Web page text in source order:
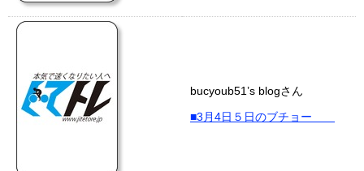
bucyoub51’s blogさん
■3月4日５日のブチョー